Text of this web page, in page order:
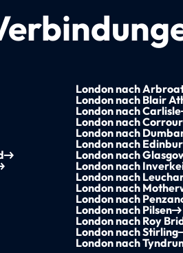
London nach
London nach Blair
London nach Carlisle
London nach Corrour
London nach
London nach
London nach
London nach
London nach
London nach
London nach
London nach Pilsen
London nach Roy
London nach Stirling
London nach